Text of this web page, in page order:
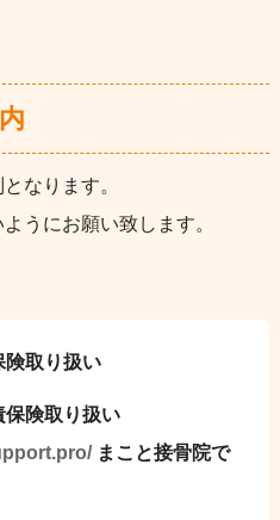
なります。
うにお願い致します。
取り扱い
険取り扱い
まこと接骨院で